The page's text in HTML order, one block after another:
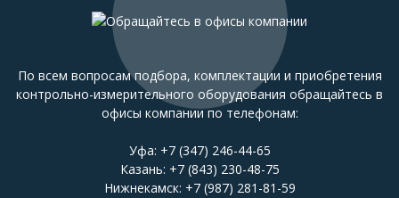
По всем вопросам подбора, комплектации и приобретения
контрольно-измерительного оборудования обращайтесь в
офисы компании по телефонам:
Уфа: +7 (347) 246-44-65
Казань: +7 (843) 230-48-75
Нижнекамск: +7 (987) 281-81-59